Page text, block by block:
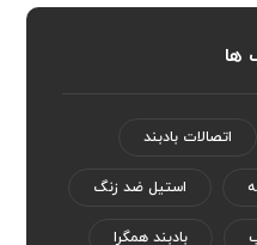
ها
اتصالات بادبند
استیل ضد زنگ
بادبند همگرا